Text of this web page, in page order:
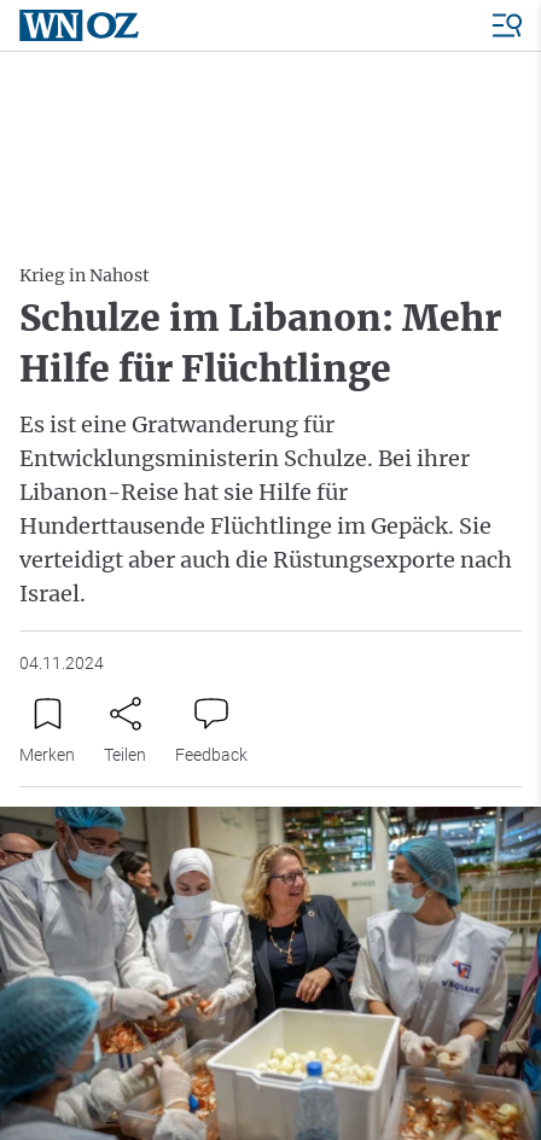
Krieg in Nahost
Schulze im Libanon: Mehr
Hilfe für Flüchtlinge
Es ist eine Gratwanderung für
Entwicklungsministerin Schulze. Bei ihrer
Libanon-Reise hat sie Hilfe für
Hunderttausende Flüchtlinge im Gepäck. Sie
verteidigt aber auch die Rüstungsexporte nach
Israel.
04.11.2024
Merken Teilen Feedback